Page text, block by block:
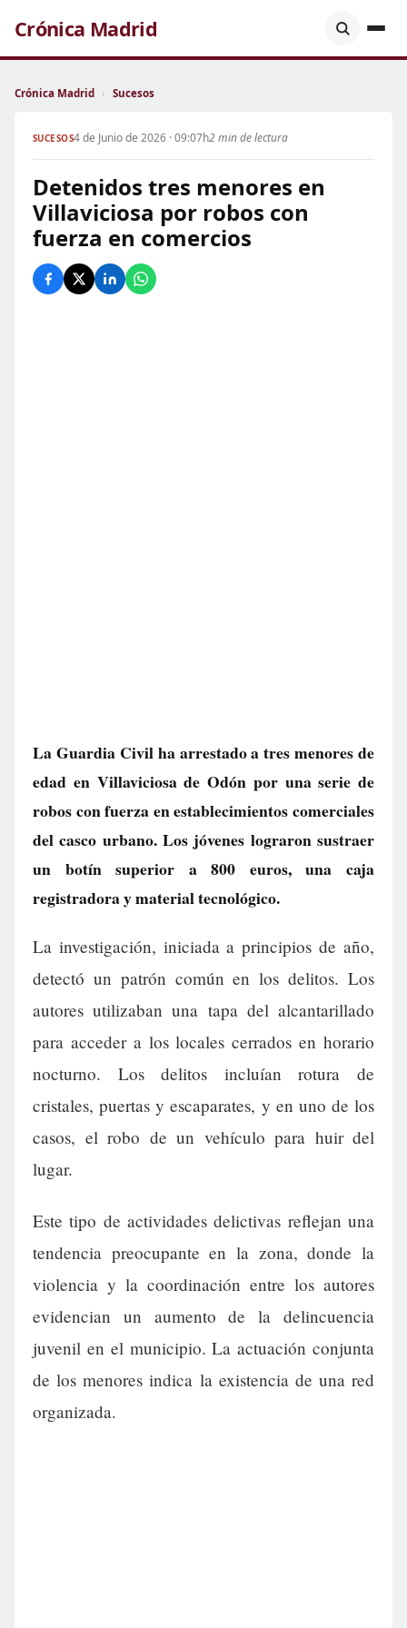
Crónica Madrid
Crónica Madrid › Sucesos
SUCESOS4 de Junio de 2026 · 09:07h2 min de lectura
Detenidos tres menores en
Villaviciosa por robos con
fuerza en comercios
La Guardia Civil ha arrestado a tres menores de
edad en Villaviciosa de Odón por una serie de
robos con fuerza en establecimientos comerciales
del casco urbano. Los jóvenes lograron sustraer
un botín superior a 800 euros, una caja
registradora y material tecnológico.
La investigación, iniciada a principios de año,
detectó un patrón común en los delitos. Los
autores utilizaban una tapa del alcantarillado
para acceder a los locales cerrados en horario
nocturno. Los delitos incluían rotura de
cristales, puertas y escaparates, y en uno de los
casos, el robo de un vehículo para huir del
lugar.
Este tipo de actividades delictivas reflejan una
tendencia preocupante en la zona, donde la
violencia y la coordinación entre los autores
evidencian un aumento de la delincuencia
juvenil en el municipio. La actuación conjunta
de los menores indica la existencia de una red
organizada.